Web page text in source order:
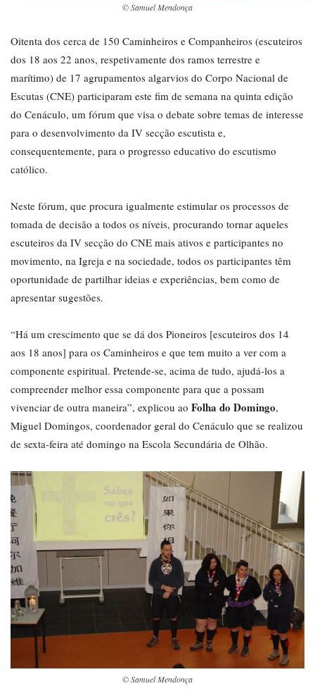
© Samuel Mendonça
Oitenta dos cerca de 150 Caminheiros e Companheiros (escuteiros
dos 18 aos 22 anos, respetivamente dos ramos terrestre e
marítimo) de 17 agrupamentos algarvios do Corpo Nacional de
Escutas (CNE) participaram este fim de semana na quinta edição
do Cenáculo, um fórum que visa o debate sobre temas de interesse
para o desenvolvimento da IV secção escutista e,
consequentemente, para o progresso educativo do escutismo
católico.
Neste fórum, que procura igualmente estimular os processos de
tomada de decisão a todos os níveis, procurando tornar aqueles
escuteiros da IV secção do CNE mais ativos e participantes no
movimento, na Igreja e na sociedade, todos os participantes têm
oportunidade de partilhar ideias e experiências, bem como de
apresentar sugestões.
“Há um crescimento que se dá dos Pioneiros [escuteiros dos 14
aos 18 anos] para os Caminheiros e que tem muito a ver com a
componente espiritual. Pretende-se, acima de tudo, ajudá-los a
compreender melhor essa componente para que a possam
vivenciar de outra maneira”, explicou ao Folha do Domingo,
Miguel Domingos, coordenador geral do Cenáculo que se realizou
de sexta-feira até domingo na Escola Secundária de Olhão.
© Samuel Mendonça